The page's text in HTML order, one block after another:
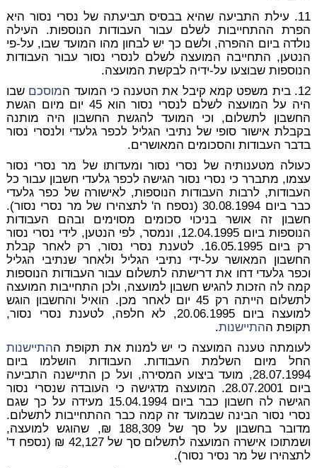
11. עילת התביעה שהיא בבסיס תביעתה של נסרי נסור היא
הפרת ההתחייבות לשלם עבור העבודות הנוספות. העילה
נולדה ביום ההפרה, ולשם כך יש לבחון מהו המועד שבו, על-פי
הנטען, התחייבה המועצה לשלם לנסרי נסור עבור העבודות
הנוספות שבוצעו על-ידיה לבקשת המועצה.
12. בית משפט קמא קיבל את הטענה כי המועד ה
מוסכם שבו
היה על המועצה לשלם לנסרי נסור הוא 45 יום מיום הגשת
החשבון לתשלום, וכי המועד להגשת החשבון היה מותנה
בקבלת אישור סופי של נתיבי הגליל לכפר גלעדי ולנסרי נסור
בדבר העבודות והסכומים המאושרים.
כעולה מטענותיה של נסרי נסור ומעדותו של מר נסרי נסור
עצמו, מתברר כי נסרי נסור הגישה לכפר גלעדי חשבון עבור כל
העבודות, לרבות העבודות הנוספות, לאישורה של כפר גלעדי
כבר ביום 30.08.1994 (נספח ה' לתצהירו של מר נסרי נסור).
חשבון זה אושר בניכוי סכומים מסוימים ובהם העבודות
הנוספות ביום 12.04.1995, ונמסר, לפי הנטען, לידי נסרי נסור
רק ביום 16.05.1995. לטענת נסרי נסור, רק לאחר קבלת
החשבון המאושר על-ידי נתיבי הגליל ולאחר שנתיבי הגליל
וכפר גלעדי דחו את דרישתה לתשלום עבור העבודות הנוספות
קמה לה הזכות להגיש חשבון למועצה, ולכן התחייבות המועצה
לתשלום הייתה רק 45 יום לאחר מכן. הואיל והחשבון הוגש
למועצה ביום 20.06.1995, לא חלפה, לטענת נסרי נסור,
תקופת ההתיישנות.
לעומתה טענה המועצה כי יש למנות את תקופת ההתיישנות
החל מיום השלמת העבודות. העבודות הושלמו ביום
28.07.1994, מועד ביצוע המסירה, ועל כן התיישנה התביעה
ביום 28.07.2001. המועצה מדגישה כי העובדה שנסרי נסור
הגישה לה חשבון כבר ביום 15.04.1994 מעידה על כך שגם
נסרי נסור הבינה שבמועד זה קמה כבר ההתחייבות לתשלום.
מדובר בחשבון על סך של 188,309 ₪, שהוגש למועצה,
ושמתוכו אישרה המועצה לתשלום סך של 42,127 ₪ (נספח ד'
לתצהירו של מר נסיר נסור).